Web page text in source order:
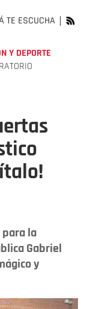
TE ESCUCHA
Y DEPORTE
para la
Gabriel
y